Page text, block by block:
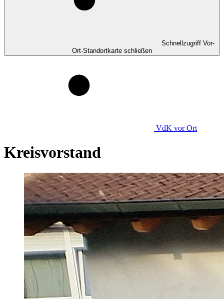
Schnellzugriff Vor-
Ort-Standortkarte schließen
VdK vor Ort
Kreisvorstand